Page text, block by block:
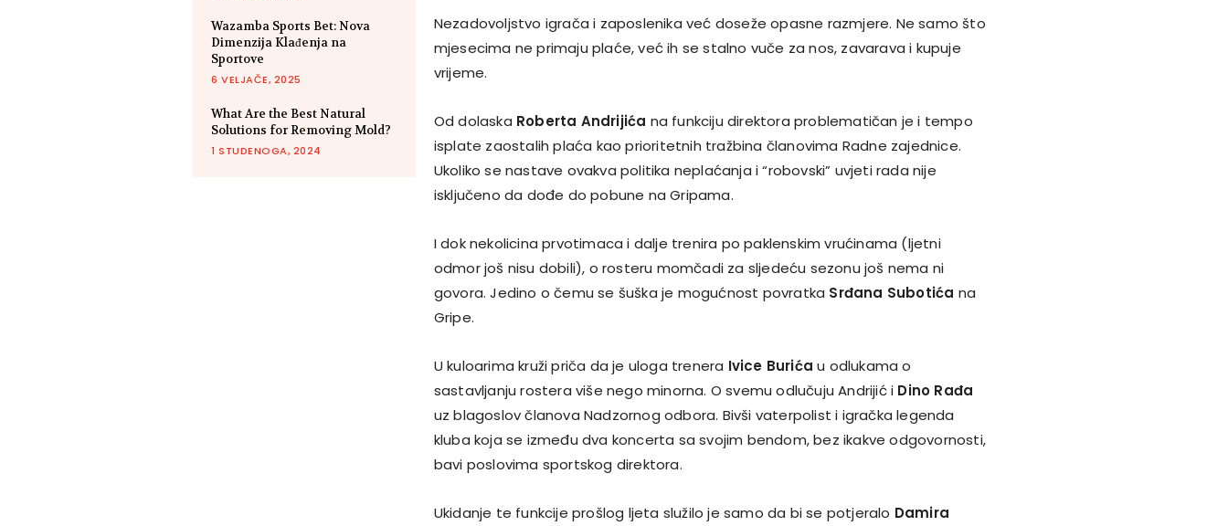
Wazamba Sports Bet: Nova
Dimenzija Klađenja na
Sportove
6 VELJAČE, 2025
What Are the Best Natural
Solutions for Removing Mold?
1 STUDENOGA, 2024
Nezadovoljstvo igrača i zaposlenika već doseže opasne razmjere. Ne samo što
mjesecima ne primaju plaće, već ih se stalno vuče za nos, zavarava i kupuje
vrijeme.
Od dolaska Roberta Andrijića na funkciju direktora problematičan je i tempo
isplate zaostalih plaća kao prioritetnih tražbina članovima Radne zajednice.
Ukoliko se nastave ovakva politika neplaćanja i “robovski” uvjeti rada nije
isključeno da dođe do pobune na Gripama.
I dok nekolicina prvotimaca i dalje trenira po paklenskim vrućinama (ljetni
odmor još nisu dobili), o rosteru momčadi za sljedeću sezonu još nema ni
govora. Jedino o čemu se šuška je mogućnost povratka Srđana Subotića na
Gripe.
U kuloarima kruži priča da je uloga trenera Ivice Burića u odlukama o
sastavljanju rostera više nego minorna. O svemu odlučuju Andrijić i Dino Rađa
uz blagoslov članova Nadzornog odbora. Bivši vaterpolist i igračka legenda
kluba koja se između dva koncerta sa svojim bendom, bez ikakve odgovornosti,
bavi poslovima sportskog direktora.
Ukidanje te funkcije prošlog ljeta služilo je samo da bi se potjeralo Damira